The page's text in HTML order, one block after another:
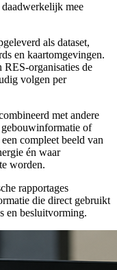
mee
als dataset,
en kaartomgevingen.
organisaties de
volgen per
met andere
of
compleet beeld van
én waar
worden.
rapportages
die direct gebruikt
en besluitvorming.